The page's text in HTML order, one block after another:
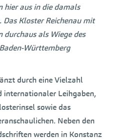
hier aus in die damals
Kloster Reichenau mit
als Wiege des
Württemberg
durch eine Vielzahl
Leihgaben,
sowie das
Neben den
werden in Konstanz